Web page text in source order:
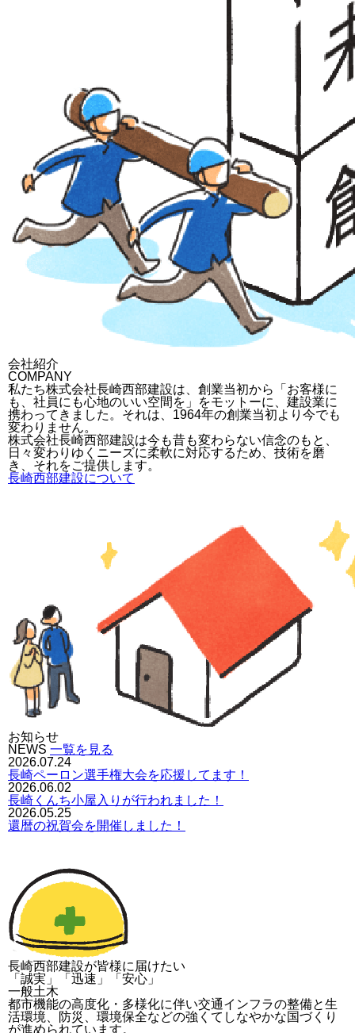
会社紹介
COMPANY
私たち株式会社長崎西部建設は、創業当初から「お客様に
も、社員にも心地のいい空間を」をモットーに、建設業に
携わってきました。それは、1964年の創業当初より今でも
変わりません。
株式会社長崎西部建設は今も昔も変わらない信念のもと、
日々変わりゆくニーズに柔軟に対応するため、技術を磨
き、それをご提供します。
長崎西部建設について
お知らせ
NEWS 一覧を見る
2026.07.24
長崎ペーロン選手権大会を応援してます！
2026.06.02
長崎くんち小屋入りが行われました！
2026.05.25
還暦の祝賀会を開催しました！
長崎西部建設が皆様に届けたい
「誠実」「迅速」「安心」
一般土木
都市機能の高度化・多様化に伴い交通インフラの整備と生
活環境、防災、環境保全などの強くてしなやかな国づくり
が進められています。